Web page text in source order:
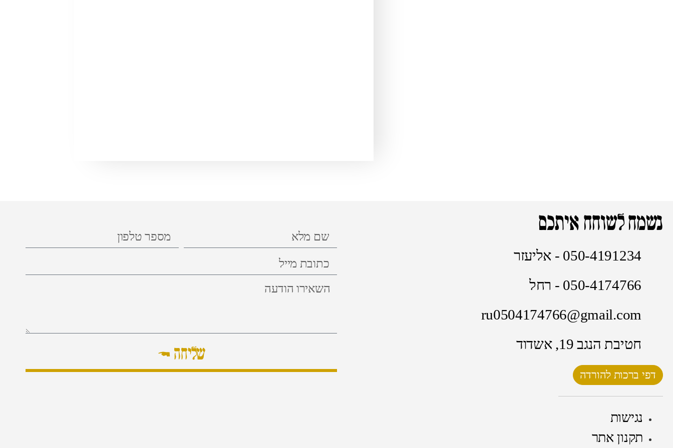
נשמח לשוחח איתכם
050-4191234 - אליעזר
050-4174766 - רחל
ru0504174766@gmail.com
חטיבת הנגב 19, אשדוד
דפי ברכות להורדה
נגישות
תקנון אתר
שליחה ←